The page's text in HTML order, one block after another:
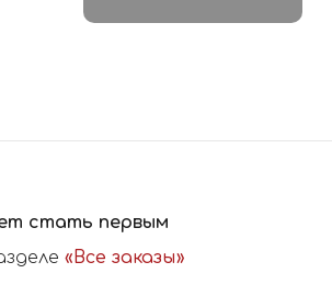
стать первым
«Все заказы»